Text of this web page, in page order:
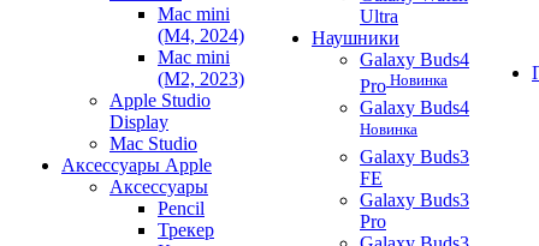
Mac mini
(M4, 2024)
Mac mini
(M2, 2023)
Apple Studio
Display
Mac Studio
Аксессуары Apple
Аксессуары
Pencil
Трекер
Ultra
Наушники
Galaxy Buds4
Pro Новинка
Galaxy Buds4
Новинка
Galaxy Buds3
FE
Galaxy Buds3
Pro